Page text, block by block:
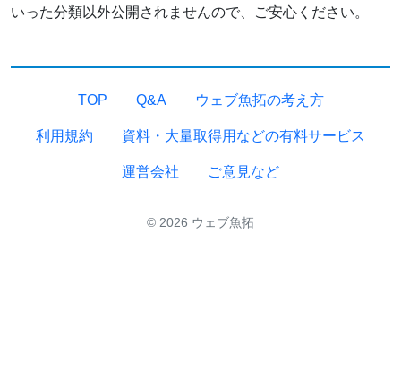
いった分類以外公開されませんので、ご安心ください。
TOP Q&A ウェブ魚拓の考え方
利用規約 資料・大量取得用などの有料サービス
運営会社 ご意見など
© 2026 ウェブ魚拓